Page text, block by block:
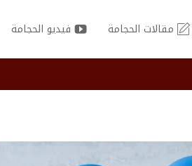
مقالات الحجامة فيديو الحجامة